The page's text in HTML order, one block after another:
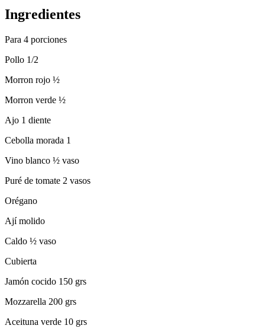
Ingredientes
Para 4 porciones
Pollo 1/2
Morron rojo ½
Morron verde ½
Ajo 1 diente
Cebolla morada 1
Vino blanco ½ vaso
Puré de tomate 2 vasos
Orégano
Ají molido
Caldo ½ vaso
Cubierta
Jamón cocido 150 grs
Mozzarella 200 grs
Aceituna verde 10 grs